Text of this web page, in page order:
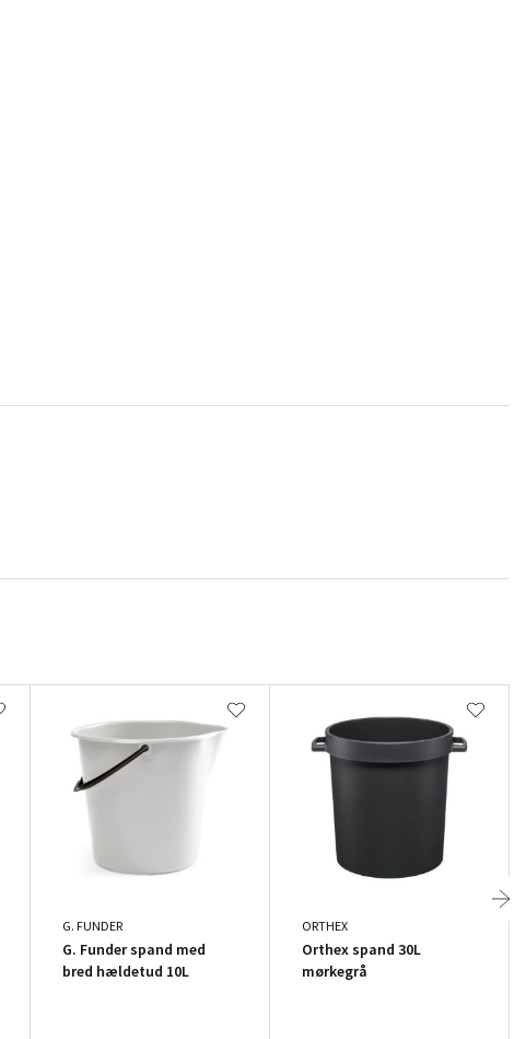
G. FUNDER
G. Funder spand med
bred hældetud 10L
ORTHEX
Orthex spand 30L
mørkegrå